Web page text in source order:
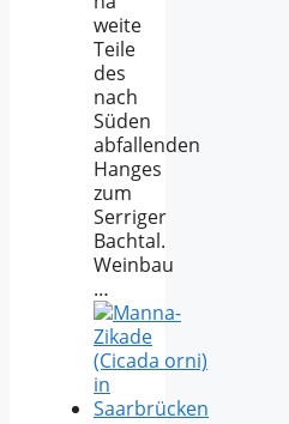
weite
Teile
des
nach
Süden
abfallenden
Hanges
zum
Serriger
Bachtal.
Weinbau
…